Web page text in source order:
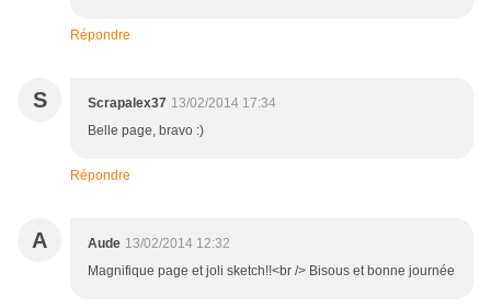
Répondre
S Scrapalex37 13/02/2014 17:34
Belle page, bravo :)
Répondre
A Aude 13/02/2014 12:32
Magnifique page et joli sketch!!<br /> Bisous et bonne journée